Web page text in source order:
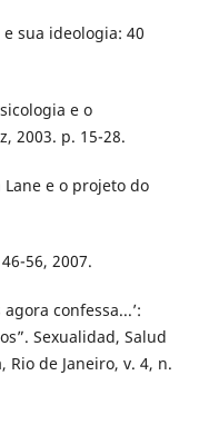
e sua ideologia: 40
e o
2003. p. 15-28.
Lane e o projeto do
56, 2007.
confessa...’:
Sexualidad, Salud
Rio de Janeiro, v. 4, n.